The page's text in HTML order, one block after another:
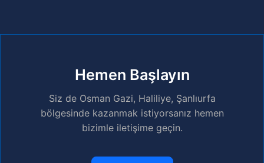
Hemen Başlayın
Siz de Osman Gazi, Haliliye, Şanlıurfa
bölgesinde kazanmak istiyorsanız hemen
bizimle iletişime geçin.